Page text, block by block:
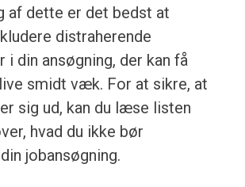
af dette er det bedst at
distraherende
i din ansøgning, der kan få
smidt væk. For at sikre, at
sig ud, kan du læse listen
hvad du ikke bør
jobansøgning.